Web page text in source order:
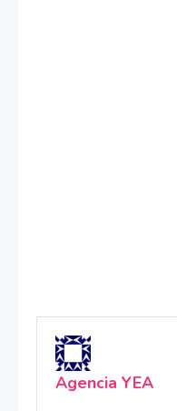
Agencia YEA